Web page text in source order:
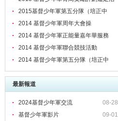
動日
2015基督少年軍第五分隊（培正中
學）八周年紀念檢閱禮、頒章暨立願禮
2014 基督少年軍周年大會操
2014 基督少年軍正能量嘉年華服務
2014 基督少年軍聯合競技活動
2014 基督少年軍第五分隊（培正中
學）七周年紀念大會操、立願禮暨感恩
崇拜
最新報道
08-28
2024基督少年軍交流
09-01
基督少年軍影片